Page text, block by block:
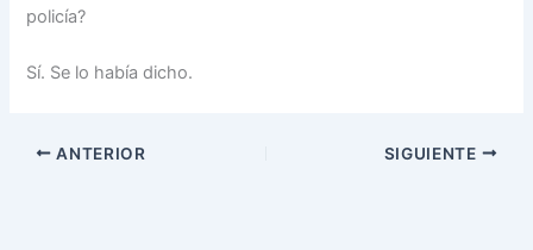
policía?
Sí. Se lo había dicho.
ANTERIOR SIGUIENTE